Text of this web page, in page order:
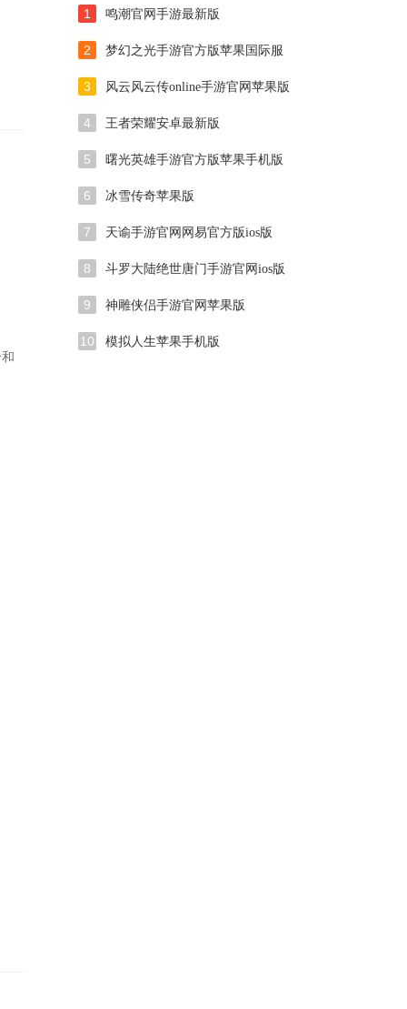
1 鸣潮官网手游最新版
2 梦幻之光手游官方版苹果国际服
3 风云风云传online手游官网苹果版
4 王者荣耀安卓最新版
5 曙光英雄手游官方版苹果手机版
6 冰雪传奇苹果版
7 天谕手游官网网易官方版ios版
8 斗罗大陆绝世唐门手游官网ios版
9 神雕侠侣手游官网苹果版
10 模拟人生苹果手机版